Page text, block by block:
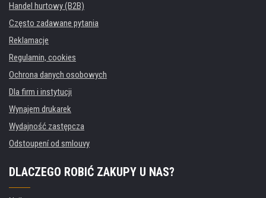
Handel hurtowy (B2B)
Często zadawane pytania
Reklamacje
Regulamin, cookies
Ochrona danych osobowych
Dla firm i instytucji
Wynajem drukarek
Wydajność zastępcza
Odstoupení od smlouvy
DLACZEGO ROBIĆ ZAKUPY U NAS?